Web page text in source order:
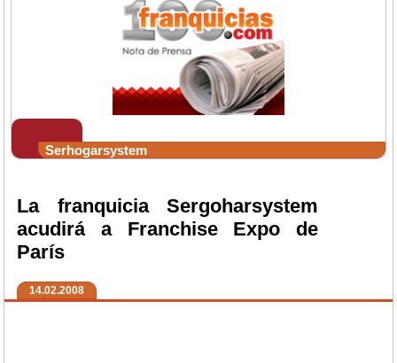
Serhogarsystem
La franquicia Sergoharsystem
acudirá a Franchise Expo de
París
14.02.2008